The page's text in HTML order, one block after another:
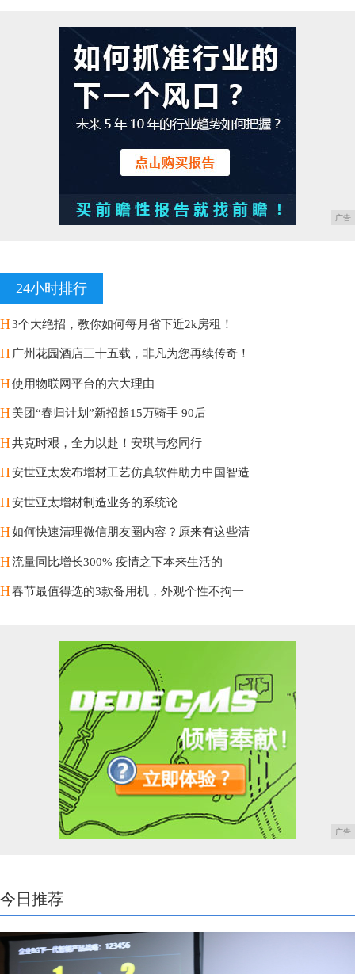
广告
24小时排行
H3个大绝招，教你如何每月省下近2k房租！
H 广州花园酒店三十五载，非凡为您再续传奇！
H使用物联网平台的六大理由
H美团“春归计划”新招超15万骑手 90后
H共克时艰，全力以赴！安琪与您同行
H安世亚太发布增材工艺仿真软件助力中国智造
H安世亚太增材制造业务的系统论
H如何快速清理微信朋友圈内容？原来有这些清
H流量同比增长300% 疫情之下本来生活的
H春节最值得选的3款备用机，外观个性不拘一
广告
今日推荐